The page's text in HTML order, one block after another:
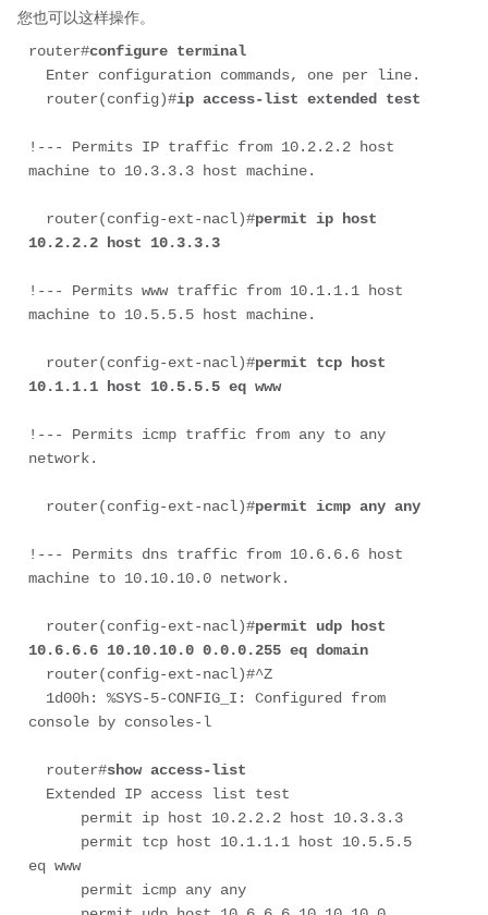
您也可以这样操作。
router#configure terminal
  router(config)#
ip access-list extended test
!--- Permits IP traffic from 10.2.2.2 host
machine to 10.3.3.3 host machine.
  router(config-ext-nacl)#
permit ip host
10.2.2.2 host 10.3.3.3
!--- Permits www traffic from 10.1.1.1 host
machine to 10.5.5.5 host machine.
  router(config-ext-nacl)#
permit tcp host
10.1.1.1 host 10.5.5.5 eq www
!--- Permits icmp traffic from any to any
network.
  router(config-ext-nacl)#
permit icmp any any
!--- Permits dns traffic from 10.6.6.6 host
machine to 10.10.10.0 network.
  router(config-ext-nacl)#
permit udp host
10.6.6.6 10.10.10.0 0.0.0.255 eq domain
console by consoles-l
  router#
show access-list
eq www